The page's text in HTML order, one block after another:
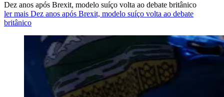
Dez anos após Brexit, modelo suíço volta ao debate britânico
ler mais Dez anos após Brexit, modelo suíço volta ao debate
britânico